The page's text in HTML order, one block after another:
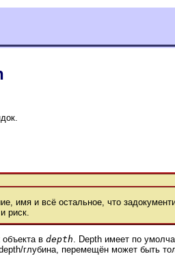
и всё остальное, что
риск.
объекта в depth. Depth имеет по
глубина, перемещён может быть